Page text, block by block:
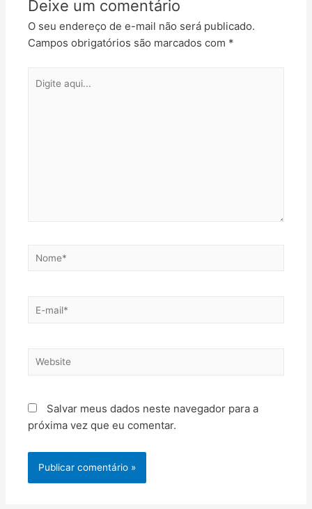
Deixe um comentário
O seu endereço de e-mail não será publicado.
Campos obrigatórios são marcados com *
Salvar meus dados neste navegador para a
próxima vez que eu comentar.